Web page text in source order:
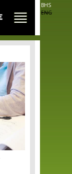
BHS
ENG